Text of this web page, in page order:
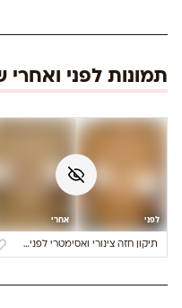
תמונות לפני ואחרי
לפני אחרי
תיקון חזה צינורי ואסימטרי לפני/אחרי